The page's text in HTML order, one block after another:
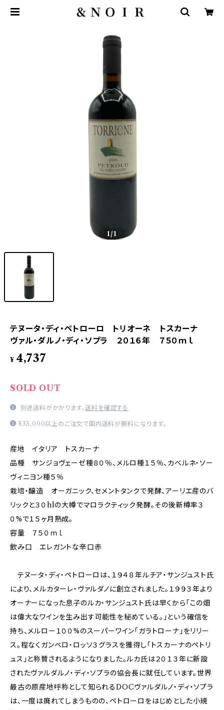
1/1
テヌータ・ディ・ペトローロ トリオーネ トスカーナ
ヴァル・ダルノ・ディ・ソプラ ２０１６年 ７５０ｍｌ
¥ 4,737
SOLD OUT
別途送料がかかります。送料を確認する
¥33,000以上のご注文で国内送料が無料になります。
産地 イタリア トスカーナ
品種 サンジョヴェーゼ種８０％、メルロ種１５％、カべルネ・ソー
ヴィニヨン種５％
栽培・醸造 オーガニック、セメントタンクで発酵、アーリエ産のバ
リックと３０hlの大樽でマロラクティック発酵。その後新樽率３
０%で１５ヶ月熟成。
容量 ７５０ｍｌ
飲み口 エレガントな辛口赤
テヌータ・ディ・ペトローロは、１９４８年ルチア・サンジュスト氏
により、メルカターレ・ヴァルダノに創立されました。１９９３年より
オーナーになった息子のルカ・サンジュスト氏は早くから「この畑
は偉大なワインを生み出す可能性を秘めている。」という確信を
持ち、メルロー１００%のスーパーワイン「ガラトローナ」をリリー
ス。程なくガンベロ・ロッソ３グラスを獲得し「トスカーナのペトリ
ュス」と称賛されるようになりました。ルカ氏は２０１３年に新設
されたヴァルダルノ・ディ・ソプラの協会長に就任しています。世界
最古の原産地呼称として知られるDOCヴァルダルノ・ディ・ソプラ
は、一度は廃れてしまうものの、ペトローロをはじめとした小規